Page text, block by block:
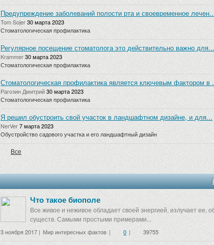
Предупреждение заболеваний полости рта и своевременное
Tom Sojer30 марта 2023
Стоматологическая профилактика
Регулярное посещение стоматолога это действительно важно для...
Krammer30 марта 2023
Стоматологическая профилактика
Стоматологическая профилактика является ключевым фактором в
Рагозин Дмитрий30 марта 2023
Стоматологическая профилактика
Я решил обустроить свой участок в ландшафтном дизайне, и для...
NerVer7 марта 2023
Обустройство садового участка и его ландшафтный дизайн
Все
Что такое биополе
Все живое и неживое обладает своей энергией, излучает
существ. Самыми простыми примерами...
3 ноября 2017 | Мир интересных фактов | 0 | 39755